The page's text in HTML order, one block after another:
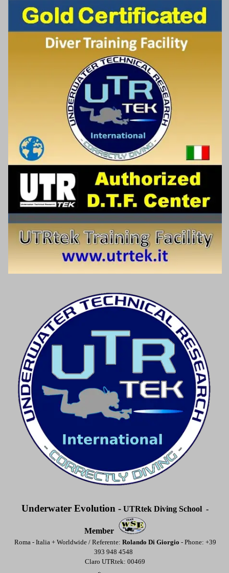
Underwater Evolution - UTRtek Diving School -
Member
Roma - Italia + Worldwide / Referente: Rolando Di Giorgio - Phone: +39
393 948 4548
Claro UTRtek: 00469